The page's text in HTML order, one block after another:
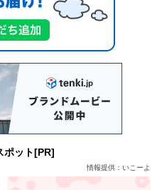
ポット[PR]
情報提供：いこーよ